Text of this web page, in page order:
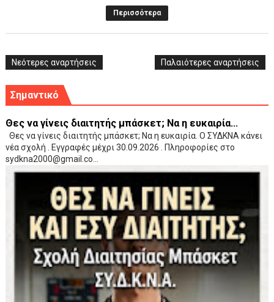
Περισσότερα
Νεότερες αναρτήσεις Παλαιότερες αναρτήσεις
Σημαντικό
Θες να γίνεις διαιτητής μπάσκετ; Να η ευκαιρία...
Θες να γίνεις διαιτητής μπάσκετ; Να η ευκαιρία. Ο ΣΥΔΚΝΑ κάνει
νέα σχολή . Εγγραφές μέχρι 30.09.2026 . Πληροφορίες στο
sydkna2000@gmail.co...